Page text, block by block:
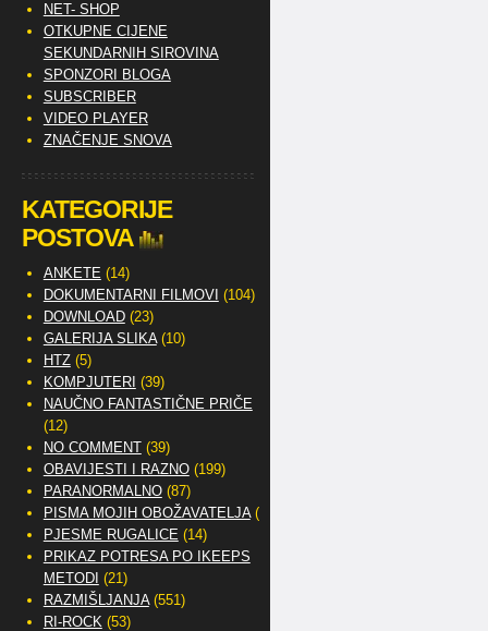
NET- SHOP
OTKUPNE CIJENE
SEKUNDARNIH SIROVINA
SPONZORI BLOGA
SUBSCRIBER
VIDEO PLAYER
ZNAČENJE SNOVA
KATEGORIJE
POSTOVA
ANKETE (14)
DOKUMENTARNI FILMOVI (104)
DOWNLOAD(23)
GALERIJA SLIKA(10)
HTZ(5)
KOMPJUTERI (39)
NAUČNO FANTASTIČNE PRIČE
(12)
NO COMMENT(39)
OBAVIJESTI I RAZNO(199)
PARANORMALNO(87)
PISMA MOJIH OBOŽAVATELJA(2)
PJESME RUGALICE (14)
PRIKAZ POTRESA PO IKEEPS
METODI (21)
RAZMIŠLJANJA(551)
RI-ROCK(53)